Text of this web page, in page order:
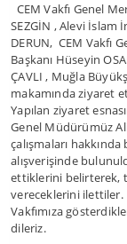
CEM Vakfı Genel
SEZGİN , Alevi İslam
DERUN, CEM Vakfı
Başkanı Hüseyin
ÇAVLI , Muğla
makamında ziyaret
Yapılan ziyaret
Genel Müdürümüz Ali
çalışmaları
alışverişinde
ettiklerini belirterek,
vereceklerini ilettiler.
Vakfımıza
dileriz.